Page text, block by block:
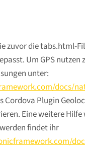
zuvor die tabs.html-
Um GPS nutzen
unter:
docs/
Cordova Plugin
Eine weitere Hilfe
findet ihr